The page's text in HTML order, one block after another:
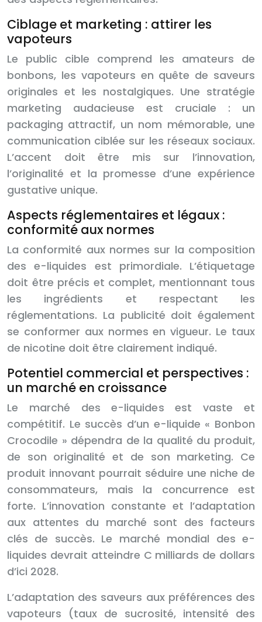
Ciblage et marketing : attirer les
vapoteurs
Le public cible comprend les amateurs de
bonbons, les vapoteurs en quête de saveurs
originales et les nostalgiques. Une stratégie
marketing audacieuse est cruciale : un
packaging attractif, un nom mémorable, une
communication ciblée sur les réseaux sociaux.
L’accent doit être mis sur l’innovation,
l’originalité et la promesse d’une expérience
gustative unique.
Aspects réglementaires et légaux :
conformité aux normes
La conformité aux normes sur la composition
des e-liquides est primordiale. L’étiquetage
doit être précis et complet, mentionnant tous
les ingrédients et respectant les
réglementations. La publicité doit également
se conformer aux normes en vigueur. Le taux
de nicotine doit être clairement indiqué.
Potentiel commercial et perspectives :
un marché en croissance
Le marché des e-liquides est vaste et
compétitif. Le succès d’un e-liquide « Bonbon
Crocodile » dépendra de la qualité du produit,
de son originalité et de son marketing. Ce
produit innovant pourrait séduire une niche de
consommateurs, mais la concurrence est
forte. L’innovation constante et l’adaptation
aux attentes du marché sont des facteurs
clés de succès. Le marché mondial des e-
liquides devrait atteindre C milliards de dollars
d’ici 2028.
L’adaptation des saveurs aux préférences des
vapoteurs (taux de sucrosité, intensité des